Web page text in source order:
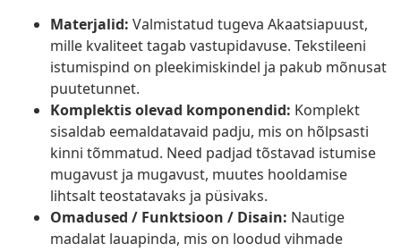
Materjalid: Valmistatud tugeva Akaatsiapuust,
mille kvaliteet tagab vastupidavuse. Tekstileeni
istumispind on pleekimiskindel ja pakub mõnusat
puutetunnet.
Komplektis olevad komponendid: Komplekt
sisaldab eemaldatavaid padju, mis on hõlpsasti
kinni tõmmatud. Need padjad tõstavad istumise
mugavust ja mugavust, muutes hooldamise
lihtsalt teostatavaks ja püsivaks.
Omadused / Funktsioon / Disain: Nautige
madalat lauapinda, mis on loodud vihmade